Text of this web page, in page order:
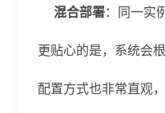
混合部署：同一实
更贴心的是，系统会
配置方式也非常直观